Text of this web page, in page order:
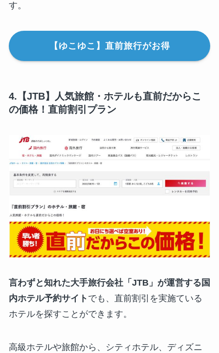
す。
【ゆこゆこ】直前旅行がお得
4.【JTB】人気旅館・ホテルも直前だからこ
の価格！直前割引プラン
言わずと知れた大手旅行会社「JTB」が運営する国
内ホテル予約サイト でも、直前割引を実施ている
ホテルを探すことができます。
高級ホテルや旅館から、シティホテル、ディズニ